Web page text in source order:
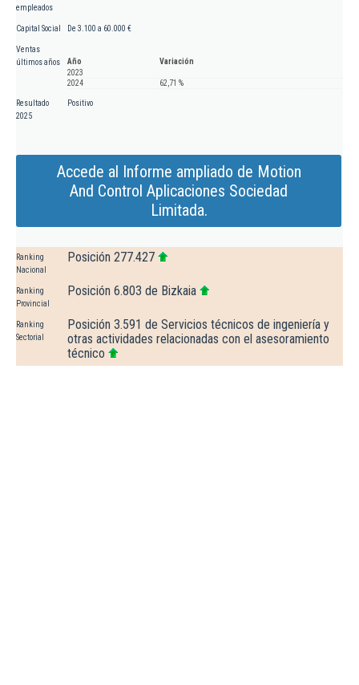
empleados
Capital Social De 3.100 a 60.000 €
Ventas
últimos años
Año
Variación
2023
2024
62,71 %
Resultado
2025
Positivo
Accede al Informe ampliado de Motion
And Control Aplicaciones Sociedad
Limitada.
Ranking
Nacional
Posición 277.427
Ranking
Provincial
Posición 6.803 de Bizkaia
Ranking
Sectorial
Posición 3.591 de Servicios técnicos de ingeniería y
otras actividades relacionadas con el asesoramiento
técnico